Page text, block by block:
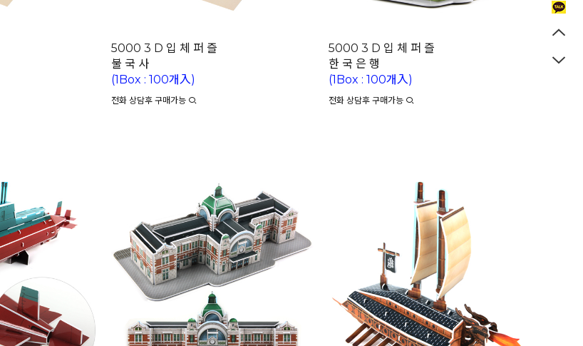
5000 3 D 입 체 퍼 즐
불 국 사
(1Box : 100개入)
전화 상담후 구매가능
5000 3 D 입 체 퍼 즐
한 국 은 행
(1Box : 100개入)
전화 상담후 구매가능